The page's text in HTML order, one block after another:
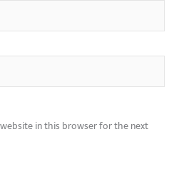
in this browser for the next